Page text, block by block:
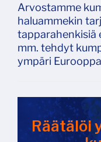
Arvostamme
haluammekin
tapparahenkisiä
mm. tehdyt
ympäri